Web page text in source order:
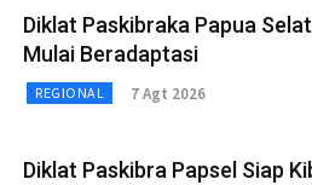
Diklat Paskibraka Papua
Mulai Beradaptasi
REGIONAL 7 Agt 2026
Diklat Paskibra Papsel Siap